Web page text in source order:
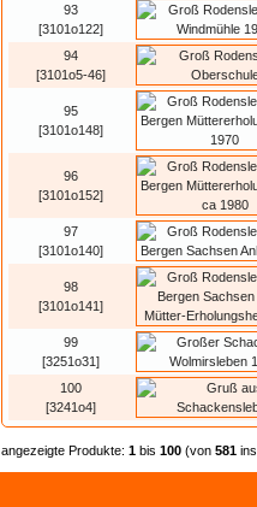
93
[3101o122]
94
[3101o5-46]
95
[3101o148]
96
[3101o152]
97
[3101o140]
98
[3101o141]
99
[3251o31]
100
[3241o4]
angezeigte Produkte: 1 bis 100 (von 581